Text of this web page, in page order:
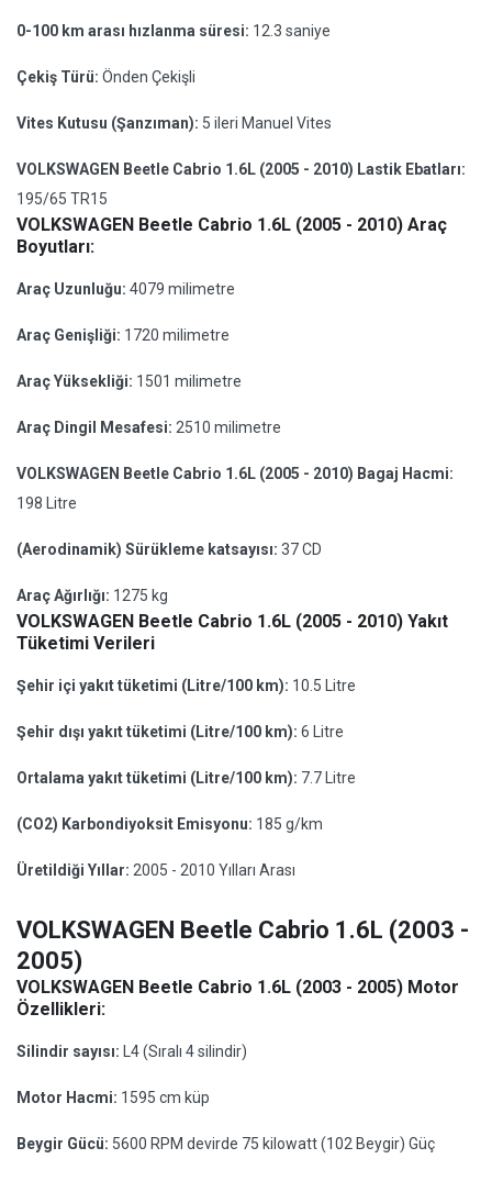
0-100 km arası hızlanma süresi: 12.3 saniye
Çekiş Türü: Önden Çekişli
Vites Kutusu (Şanzıman): 5 ileri Manuel Vites
VOLKSWAGEN Beetle Cabrio 1.6L (2005 - 2010) Lastik Ebatları:
195/65 TR15
VOLKSWAGEN Beetle Cabrio 1.6L (2005 - 2010) Araç
Boyutları:
Araç Uzunluğu: 4079 milimetre
Araç Genişliği: 1720 milimetre
Araç Yüksekliği: 1501 milimetre
Araç Dingil Mesafesi: 2510 milimetre
VOLKSWAGEN Beetle Cabrio 1.6L (2005 - 2010) Bagaj Hacmi:
198 Litre
(Aerodinamik) Sürükleme katsayısı: 37 CD
Araç Ağırlığı: 1275 kg
VOLKSWAGEN Beetle Cabrio 1.6L (2005 - 2010) Yakıt
Tüketimi Verileri
Şehir içi yakıt tüketimi (Litre/100 km): 10.5 Litre
Şehir dışı yakıt tüketimi (Litre/100 km): 6 Litre
Ortalama yakıt tüketimi (Litre/100 km): 7.7 Litre
(CO2) Karbondiyoksit Emisyonu: 185 g/km
Üretildiği Yıllar: 2005 - 2010 Yılları Arası
VOLKSWAGEN Beetle Cabrio 1.6L (2003 -
2005)
VOLKSWAGEN Beetle Cabrio 1.6L (2003 - 2005) Motor
Özellikleri:
Silindir sayısı: L4 (Sıralı 4 silindir)
Motor Hacmi: 1595 cm küp
Beygir Gücü: 5600 RPM devirde 75 kilowatt (102 Beygir) Güç